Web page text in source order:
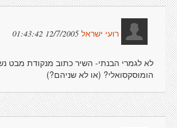
רועי ישראל 12/7/2005 01:43:42
לא לגמרי הבנתי- השיר כתוב מנקודת מבט
הומוסקסואלי? (או לא שניהם?)